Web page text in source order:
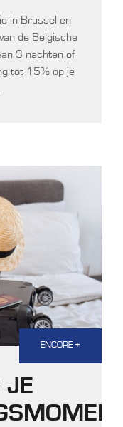
in Brussel en
de Belgische
3 nachten of
tot 15% op je
ENCORE +
JE